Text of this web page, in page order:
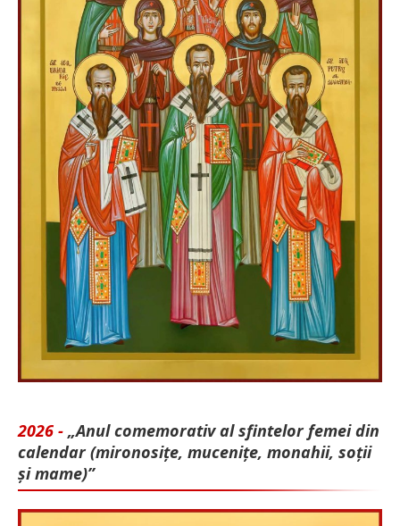
2026 - „Anul comemorativ al sfintelor femei din
calendar (mironosițe, mu­cenițe, monahii, soții
și mame)”